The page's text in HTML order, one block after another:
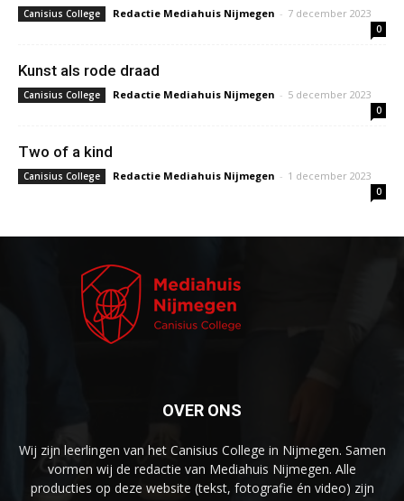
Canisius College Redactie Mediahuis Nijmegen - 7 december 2023
0
Kunst als rode draad
Canisius College Redactie Mediahuis Nijmegen - 5 december 2023
0
Two of a kind
Canisius College Redactie Mediahuis Nijmegen - 1 december 2023
0
OVER ONS
Wij zijn leerlingen van het Canisius College in Nijmegen. Samen
vormen wij de redactie van Mediahuis Nijmegen. Alle
producties op deze website (tekst, fotografie én video) zijn